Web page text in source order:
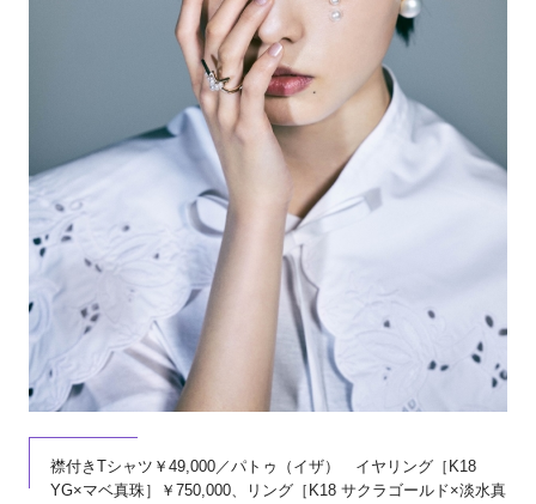
襟付きTシャツ￥49,000／パトゥ（イザ） イヤリング［K18
YG×マベ真珠］￥750,000、リング［K18 サクラゴールド×淡水真